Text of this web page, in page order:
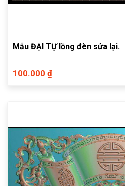
Mẫu ĐẠI TỰ lồng đèn sửa lại.
100.000 ₫